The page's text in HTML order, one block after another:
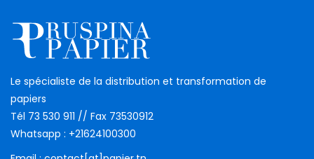
Le spécialiste de la distribution et transformation de
papiers
Tél 73 530 911 // Fax 73530912
Whatsapp : +21624100300